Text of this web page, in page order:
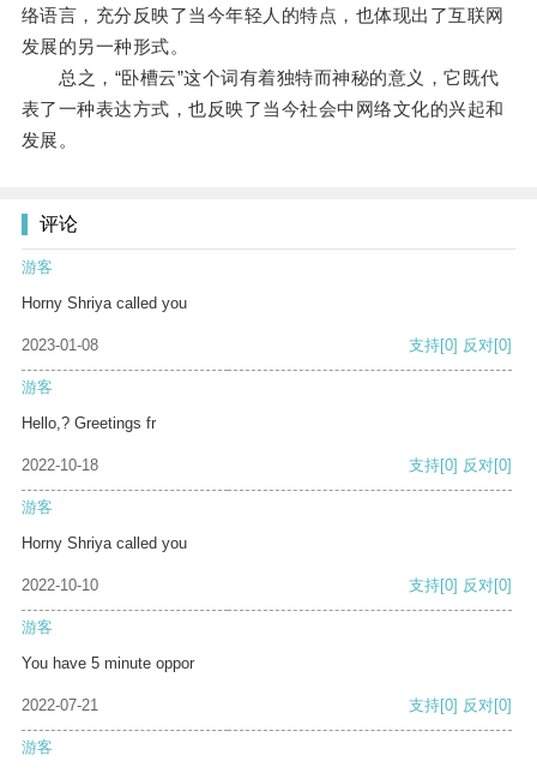
络语言，充分反映了当今年轻人的特点，也体现出了互联网
发展的另一种形式。
总之，“卧槽云”这个词有着独特而神秘的意义，它既代
表了一种表达方式，也反映了当今社会中网络文化的兴起和
发展。
评论
游客
Horny Shriya called you
2023-01-08 支持[0] 反对[0]
游客
Hello,? Greetings fr
2022-10-18 支持[0] 反对[0]
游客
Horny Shriya called you
2022-10-10 支持[0] 反对[0]
游客
You have 5 minute oppor
2022-07-21 支持[0] 反对[0]
游客